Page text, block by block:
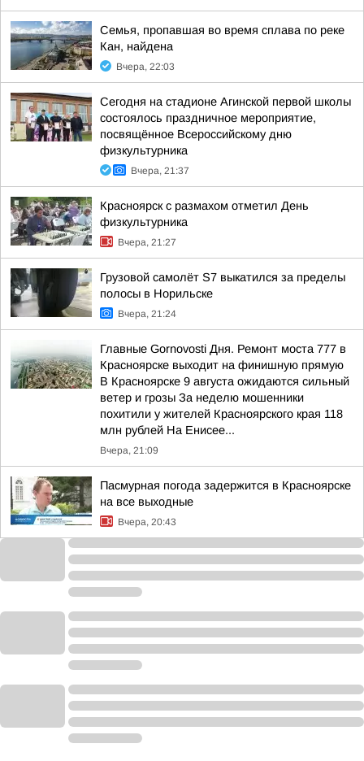
Семья, пропавшая во время сплава по реке
Кан, найдена
Вчера, 22:03
Сегодня на стадионе Агинской первой школы
состоялось праздничное мероприятие,
посвящённое Всероссийскому дню
физкультурника
Вчера, 21:37
Красноярск с размахом отметил День
физкультурника
Вчера, 21:27
Грузовой самолёт S7 выкатился за пределы
полосы в Норильске
Вчера, 21:24
Главные Gornovosti Дня. Ремонт моста 777 в
Красноярске выходит на финишную прямую
В Красноярске 9 августа ожидаются сильный
ветер и грозы За неделю мошенники
похитили у жителей Красноярского края 118
млн рублей На Енисее...
Вчера, 21:09
Пасмурная погода задержится в Красноярске
на все выходные
Вчера, 20:43